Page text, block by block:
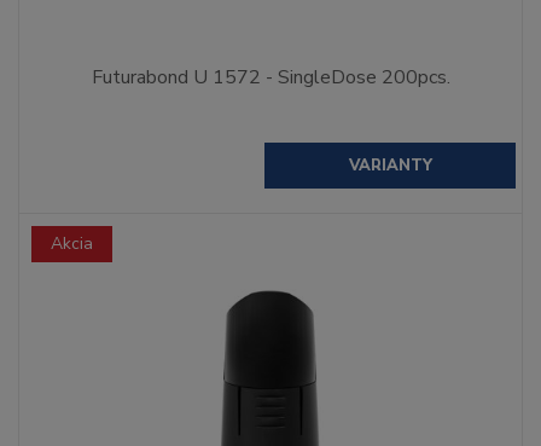
Futurabond U 1572 - SingleDose 200pcs.
VARIANTY
Akcia